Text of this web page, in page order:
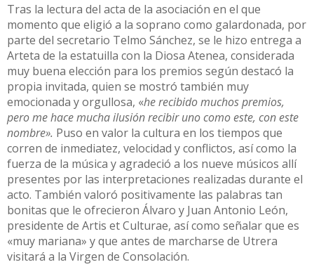
Tras la lectura del acta de la asociación en el que
momento que eligió a la soprano como galardonada, por
parte del secretario Telmo Sánchez, se le hizo entrega a
Arteta de la estatuilla con la Diosa Atenea, considerada
muy buena elección para los premios según destacó la
propia invitada, quien se mostró también muy
emocionada y orgullosa, «he recibido muchos premios,
pero me hace mucha ilusión recibir uno como este, con este
nombre». Puso en valor la cultura en los tiempos que
corren de inmediatez, velocidad y conflictos, así como la
fuerza de la música y agradeció a los nueve músicos allí
presentes por las interpretaciones realizadas durante el
acto. También valoró positivamente las palabras tan
bonitas que le ofrecieron Álvaro y Juan Antonio León,
presidente de Artis et Culturae, así como señalar que es
«muy mariana» y que antes de marcharse de Utrera
visitará a la Virgen de Consolación.